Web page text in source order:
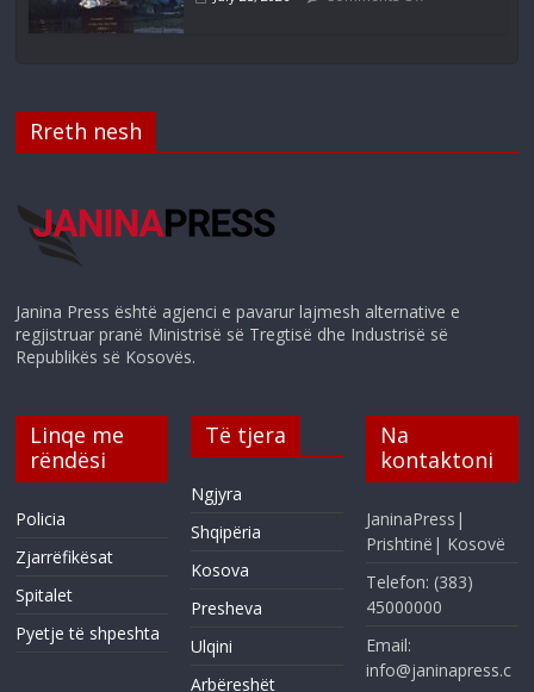
Rreth nesh
Janina Press është agjenci e pavarur lajmesh alternative e
regjistruar pranë Ministrisë së Tregtisë dhe Industrisë së
Republikës së Kosovës.
Linqe me
rëndësi
Policia
Zjarrëfikësat
Spitalet
Pyetje të shpeshta
Të tjera
Ngjyra
Shqipëria
Kosova
Presheva
Ulqini
Arbëreshët
Na
kontaktoni
JaninaPress|
Prishtinë| Kosovë
Telefon: (383)
45000000
Email:
info@janinapress.c